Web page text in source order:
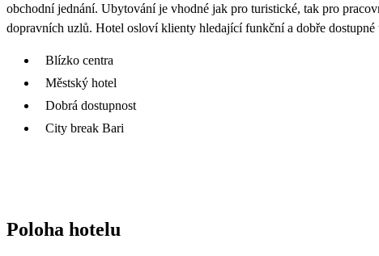
obchodní jednání. Ubytování je vhodné jak pro turistické, tak pro
dopravních uzlů. Hotel osloví klienty hledající funkční a dobře dostupné
Blízko centra
Městský hotel
Dobrá dostupnost
City break Bari
Poloha hotelu